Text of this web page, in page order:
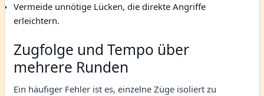
Vermeide unnötige Lücken, die direkte Angriffe
erleichtern.
Zugfolge und Tempo über
mehrere Runden
Ein häufiger Fehler ist es, einzelne Züge isoliert zu